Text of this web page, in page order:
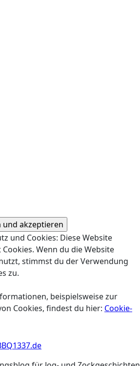
und Cookies: Diese Website
Wenn du die Website
stimmst du der Verwendung
zu.
beispielsweise zur
Cookies, findest du hier: Cookie-